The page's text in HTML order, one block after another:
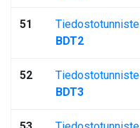
51
Tiedostotunniste
BDT2
52
Tiedostotunniste
BDT3